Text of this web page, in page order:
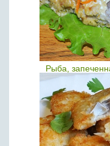
Рыба,